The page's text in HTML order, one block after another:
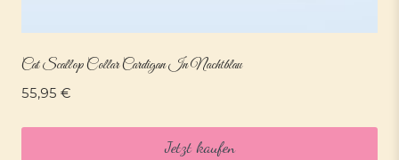
Cat Scallop Collar Cardigan In Nachtblau
55,95 €
Jetzt kaufen